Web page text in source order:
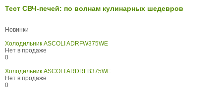
Тест СВЧ-печей: по волнам кулинарных шедевров
Новинки
Холодильник ASCOLI ADRFW375WE
Нет в продаже
0
Холодильник ASCOLI ARDRFB375WE
Нет в продаже
0